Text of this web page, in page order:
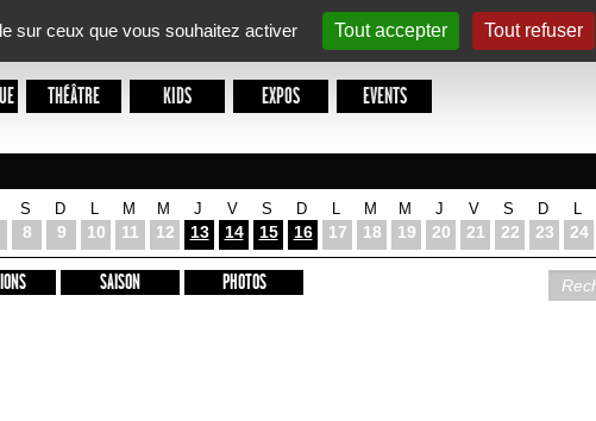
sur ceux que vous souhaitez activer
Tout accepter Tout refuser
THÉÂTRE KIDS EXPOS
EVENTS
S
8
D
9 10
M
11
M
12
J
13
V
14
S
15
D
16 17
M
18
M
19
J
20
V
21
S
22
D
23 24
SAISON PHOTOS